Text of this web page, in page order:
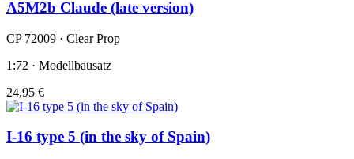
A5M2b Claude (late version)
CP 72009 · Clear Prop
1:72 · Modellbausatz
24,95 €
I-16 type 5 (in the sky of Spain)